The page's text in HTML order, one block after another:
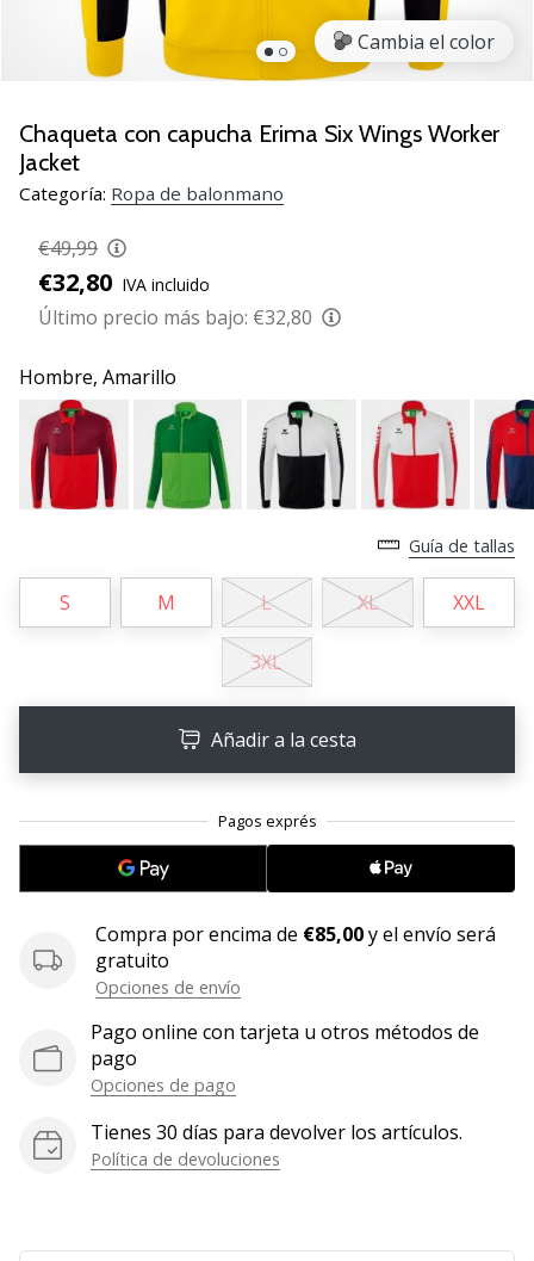
zapatillas
balonmano
Accelerate
NITRO
SQD
5!
las
actualizaciones
técnicas
25. 11. 2024
•
2 min. de lectura
¡Conviértete
Weplayhandball!
¿Te
jugón?
en
equipo!
Mostrar
todos
artículos
Cambia el color
Chaqueta con capucha Erima Six Wings Worker
Jacket
Categoría: Ropa de balonmano
€49,99
€32,80 IVA incluido
Último precio más bajo: €32,80
Hombre, Amarillo
Guía de tallas
S M L XL XXL
3XL
Añadir a la cesta
Compra por encima de €85,00y el envío será
gratuito
Opciones de envío
Pago online con tarjeta u otros métodos de
pago
Opciones de pago
Tienes 30 días para devolver los artículos.
Política de devoluciones